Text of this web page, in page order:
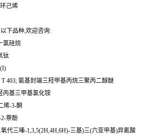
己烯
下品种,欢迎咨询:
氯硅烷
钛
T 403; 氨基封端三羟甲基丙烷三聚丙二醇醚
丙基三甲基氯化铵
烯-3-酮
2-萘酚
氧代三嗪-1,3,5(2H,4H,6H)-三基)三(六亚甲基)异氰酸